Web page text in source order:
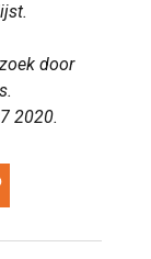
door
2020.